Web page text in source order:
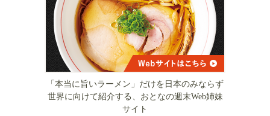
「本当に旨いラーメン」だけを日本のみならず
世界に向けて紹介する、おとなの週末Web姉妹
サイト